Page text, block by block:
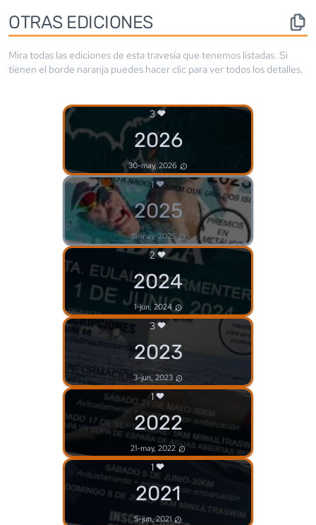
OTRAS EDICIONES
Mira todas las ediciones de esta travesía que tenemos listadas. Si
tienen el borde naranja puedes hacer clic para ver todos los detalles.
3
2026
30-may, 2026
1
2025
31-may, 2025
2
2024
1-jun, 2024
3
2023
3-jun, 2023
1
2022
21-may, 2022
1
2021
5-jun, 2021